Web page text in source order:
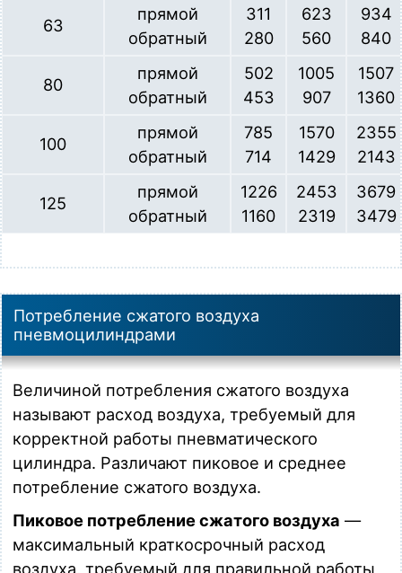
Пневмоцилиндр D = 63 мм, S = 300 мм, по стандарту ISO
15552, магнитный, порты G 3/8"
Загрузка…
MPC 063.0350
Пневмоцилиндр D = 63 мм, S = 350 мм, по стандарту ISO
Загрузка…
Пневмоцилиндр D = 63 мм, S = 400 мм, по стандарту ISO
15552, магнитный, порты G 3/8"
Загрузка…
MPC 080.0050
15552, магнитный, порты G 3/8"
MPC 080.0080
15552, магнитный, порты G 3/8"
MPC 080.0100
Пневмоцилиндр D = 80 мм, S = 100 мм, по стандарту ISO
15552, магнитный, порты G 3/8"
MPC 080.0160
Пневмоцилиндр D = 80 мм, S = 160 мм, по стандарту ISO
63
прямой
обратный
311
280
623
560
934
840
80
прямой
обратный
502
453
1005
907
1507
1360
100
прямой
обратный
785
714
1570
1429
2355
2143
125
прямой
обратный
1226
1160
2453
2319
3679
3479
Потребление сжатого воздуха
пневмоцилиндрами
Величиной потребления сжатого воздуха
называют расход воздуха, требуемый для
корректной работы пневматического
цилиндра. Различают пиковое и среднее
потребление сжатого воздуха.
Пиковое потребление сжатого воздуха —
максимальный краткосрочный расход
воздуха, требуемый для правильной работы